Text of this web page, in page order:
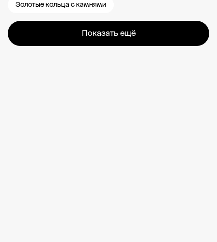
Золотые кольца с камнями
Показать ещё